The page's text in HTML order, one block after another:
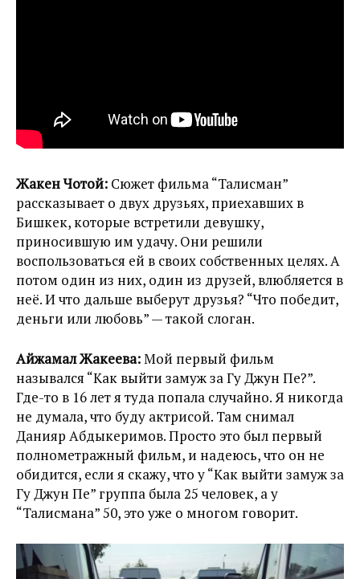
Жакен Чотой: Сюжет фильма “Талисман”
рассказывает о двух друзьях, приехавших в
Бишкек, которые встретили девушку,
приносившую им удачу. Они решили
воспользоваться ей в своих собственных целях. А
потом один из них, один из друзей, влюбляется в
неё. И что дальше выберут друзья? “Что победит,
деньги или любовь” — такой слоган.
Айжамал Жакеева:Мой первый фильм
назывался “Как выйти замуж за Гу Джун Пе?”.
Где-то в 16 лет я туда попала случайно. Я никогда
не думала, что буду актрисой. Там снимал
Данияр Абдыкеримов. Просто это был первый
полнометражный фильм, и надеюсь, что он не
обидится, если я скажу, что у “Как выйти замуж за
Гу Джун Пе” группа была 25 человек, а у
“Талисмана” 50, это уже о многом говорит.